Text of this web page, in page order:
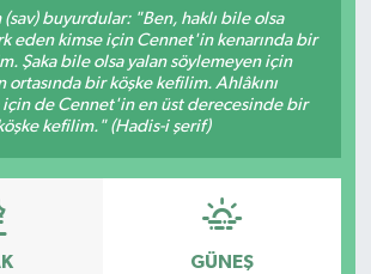
(sav) buyurdular: "Ben, haklı bile olsa
eden kimse için Cennet'in kenarında bir
Şaka bile olsa yalan söylemeyen için
ortasında bir köşke kefilim. Ahlâkını
de Cennet'in en üst derecesinde bir
kefilim." (Hadis-i şerif)
GÜNEŞ